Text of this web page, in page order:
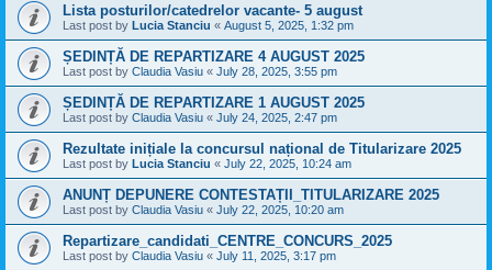
Lista posturilor/catedrelor vacante- 5 august
Last post by Lucia Stanciu « August 5, 2025, 1:32 pm
ȘEDINȚĂ DE REPARTIZARE 4 AUGUST 2025
Last post by Claudia Vasiu « July 28, 2025, 3:55 pm
ȘEDINȚĂ DE REPARTIZARE 1 AUGUST 2025
Last post by Claudia Vasiu « July 24, 2025, 2:47 pm
Rezultate inițiale la concursul național de Titularizare 2025
Last post by Lucia Stanciu « July 22, 2025, 10:24 am
ANUNȚ DEPUNERE CONTESTAȚII_TITULARIZARE 2025
Last post by Claudia Vasiu « July 22, 2025, 10:20 am
Repartizare_candidati_CENTRE_CONCURS_2025
Last post by Claudia Vasiu « July 11, 2025, 3:17 pm